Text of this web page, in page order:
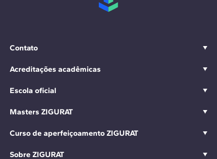
Contato
Acreditações acadêmicas
Escola oficial
Masters ZIGURAT
Curso de aperfeiçoamento ZIGURAT
Sobre ZIGURAT